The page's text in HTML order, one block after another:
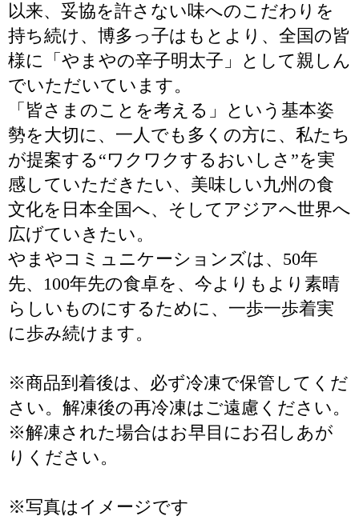
以来、妥協を許さない味へのこだわりを
持ち続け、博多っ子はもとより、全国の皆
様に「やまやの辛子明太子」として親しん
でいただいています。
「皆さまのことを考える」という基本姿
勢を大切に、一人でも多くの方に、私たち
が提案する“ワクワクするおいしさ”を実
感していただきたい、美味しい九州の食
文化を日本全国へ、そしてアジアへ世界へ
広げていきたい。
やまやコミュニケーションズは、50年
先、100年先の食卓を、今よりもより素晴
らしいものにするために、一歩一歩着実
に歩み続けます。
※商品到着後は、必ず冷凍で保管してくだ
さい。解凍後の再冷凍はご遠慮ください。
※解凍された場合はお早目にお召しあが
りください。
※写真はイメージです